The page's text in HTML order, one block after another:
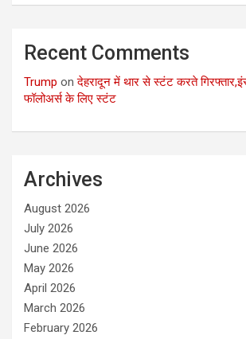
Recent Comments
Trump onदेहरादून में थार से स्टंट करते
फॉलोअर्स के लिए स्टंट
Archives
August 2026
July 2026
June 2026
May 2026
April 2026
March 2026
February 2026